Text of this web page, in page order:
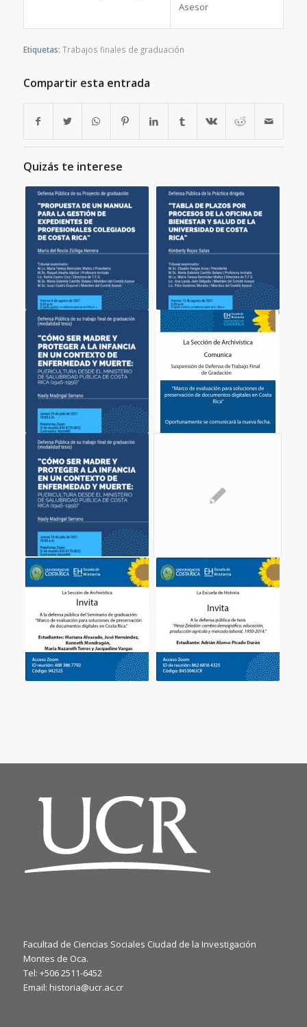
Asesor
Etiquetas: Trabajos finales de graduación
Compartir esta entrada
Quizás te interese
Facultad de Ciencias Sociales Ciudad de la Investigación
Montes de Oca.
Tel: +506 2511-6452
Email: historia@ucr.ac.cr